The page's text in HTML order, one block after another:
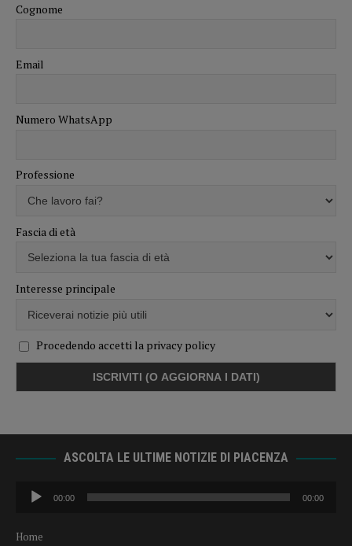
Cognome
Email
Numero WhatsApp
Professione
Fascia di età
Interesse principale
Procedendo accetti la privacy policy
ASCOLTA LE ULTIME NOTIZIE DI PIACENZA
Audio
Player
00:00 00:00
Home